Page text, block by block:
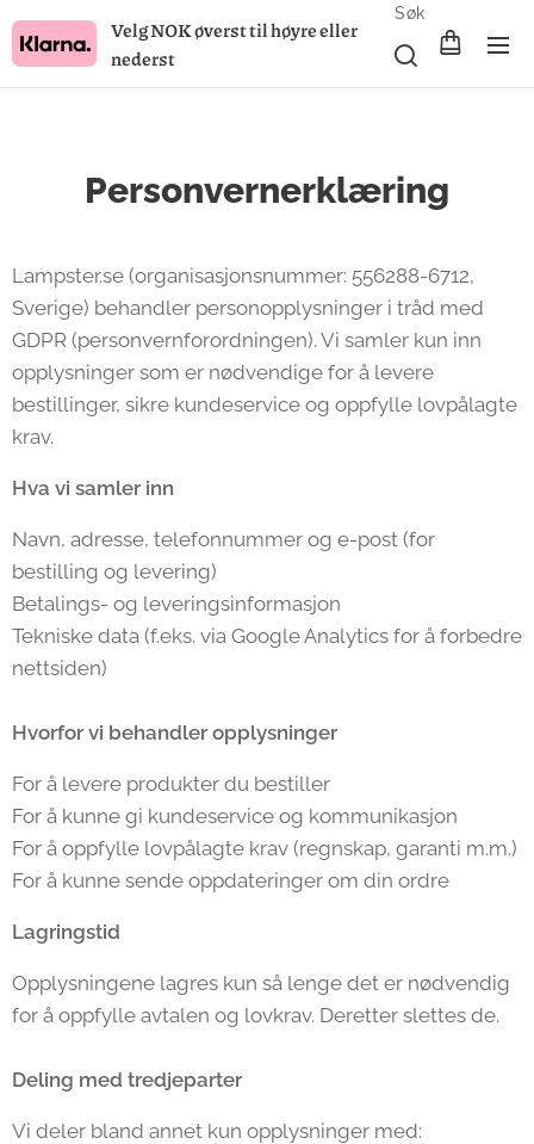
Velg NOK øverst til høyre eller
nederst
Søk
Personvernerklæring
Lampster.se (organisasjonsnummer: 556288-6712,
Sverige) behandler personopplysninger i tråd med
GDPR (personvernforordningen). Vi samler kun inn
opplysninger som er nødvendige for å levere
bestillinger, sikre kundeservice og oppfylle lovpålagte
krav.
Hva vi samler inn
Navn, adresse, telefonnummer og e-post (for
bestilling og levering)
Betalings- og leveringsinformasjon
Tekniske data (f.eks. via Google Analytics for å forbedre
nettsiden)
Hvorfor vi behandler opplysninger
For å levere produkter du bestiller
For å kunne gi kundeservice og kommunikasjon
For å oppfylle lovpålagte krav (regnskap, garanti m.m.)
For å kunne sende oppdateringer om din ordre
Lagringstid
Opplysningene lagres kun så lenge det er nødvendig
for å oppfylle avtalen og lovkrav. Deretter slettes de.
Deling med tredjeparter
Vi deler bland annet kun opplysninger med: